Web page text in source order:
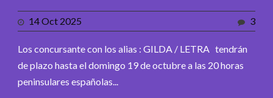
14 Oct 2025 3
Los concursante con los alias : GILDA / LETRA tendrán
de plazo hasta el domingo 19 de octubre a las 20 horas
peninsulares españolas...